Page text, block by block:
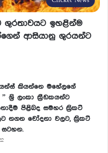
ශුරතාවයට ඉහළින්ම
ආසියානු ශුරයන්ට
කියන්නෙ මහේලගේ
ශ්‍රි ලංකා ක්‍රීඩකයන්ට
පිළිබද සමහර ක්‍රිකට්
නගන චෝදනා වලට, ක්‍රිකට්